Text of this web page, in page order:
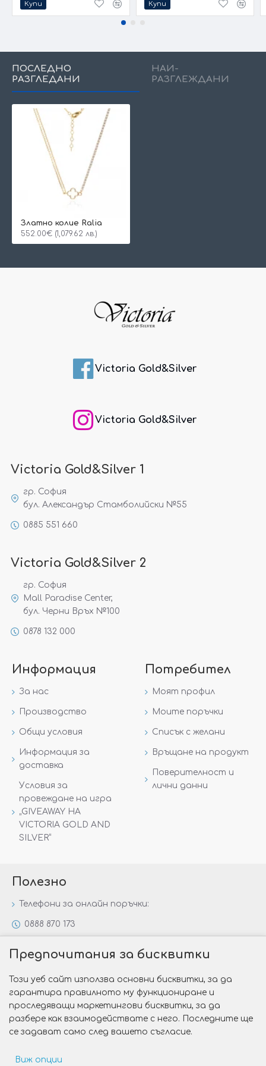
Купи Купи
ПОСЛЕДНО
РАЗГЛЕДАНИ
НАЙ-
РАЗГЛЕЖДАНИ
Златно колие Ralia
552.00€ (1,079.62 лв.)
Victoria Gold&Silver
Victoria Gold&Silver
Victoria Gold&Silver 1
гр. София
бул. Александър Стамболийски №55
0885 551 660
Victoria Gold&Silver 2
гр. София
Mall Paradise Center,
бул. Черни Връх №100
0878 132 000
Информация
За нас
Производство
Общи условия
Информация за
доставка
Условия за
провеждане на игра
„GIVEAWAY НА
VICTORIA GOLD AND
SILVER“
Потребител
Моят профил
Моите поръчки
Списък с желани
Връщане на продукт
Поверителност и
лични данни
Полезно
Телефони за онлайн поръчки:
0888 870 173
Специални предложения
Защо да изберете Victoria Gold&Silver?
Как да изберем годежен пръстен?
Предпочитания за бисквитки
Този уеб сайт използва основни бисквитки, за да
гарантира правилното му функциониране и
проследяващи маркетингови бисквитки, за да
разбере как взаимодействате с него. Последните ще
се задават само след вашето съгласие.
Виж опции